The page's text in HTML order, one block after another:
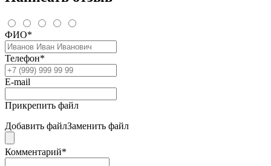
ФИО*
Телефон*
E-mail
Прикрепить файл
Добавить файлЗаменить файл
Комментарий*